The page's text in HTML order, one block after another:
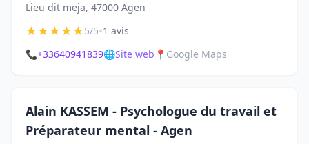
Lieu dit meja, 47000 Agen
★★★★★5/5•1 avis
📞+33640941839🌐Site web 📍 Google Maps
Alain KASSEM - Psychologue du travail et
Préparateur mental - Agen